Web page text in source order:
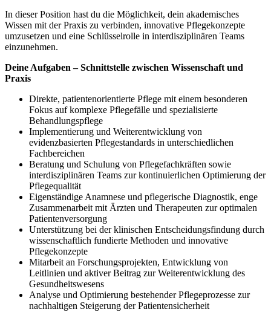
In dieser Position hast du die Möglichkeit, dein akademisches
Wissen mit der Praxis zu verbinden, innovative Pflegekonzepte
umzusetzen und eine Schlüsselrolle in interdisziplinären Teams
einzunehmen.
Deine Aufgaben – Schnittstelle zwischen Wissenschaft und
Praxis
Direkte, patientenorientierte Pflege mit einem besonderen
Fokus auf komplexe Pflegefälle und spezialisierte
Behandlungspflege
Implementierung und Weiterentwicklung von
evidenzbasierten Pflegestandards in unterschiedlichen
Fachbereichen
Beratung und Schulung von Pflegefachkräften sowie
interdisziplinären Teams zur kontinuierlichen Optimierung der
Pflegequalität
Eigenständige Anamnese und pflegerische Diagnostik, enge
Zusammenarbeit mit Ärzten und Therapeuten zur optimalen
Patientenversorgung
Unterstützung bei der klinischen Entscheidungsfindung durch
wissenschaftlich fundierte Methoden und innovative
Pflegekonzepte
Mitarbeit an Forschungsprojekten, Entwicklung von
Leitlinien und aktiver Beitrag zur Weiterentwicklung des
Gesundheitswesens
Analyse und Optimierung bestehender Pflegeprozesse zur
nachhaltigen Steigerung der Patientensicherheit